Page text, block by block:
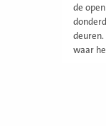
de
waar